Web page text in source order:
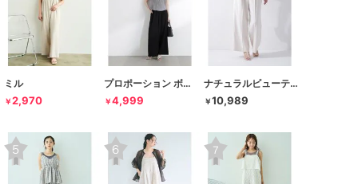
ミル
￥2,970
プロポーション ボディドレッシング
￥4,999
ナチュラルビューティーベーシック
￥10,989